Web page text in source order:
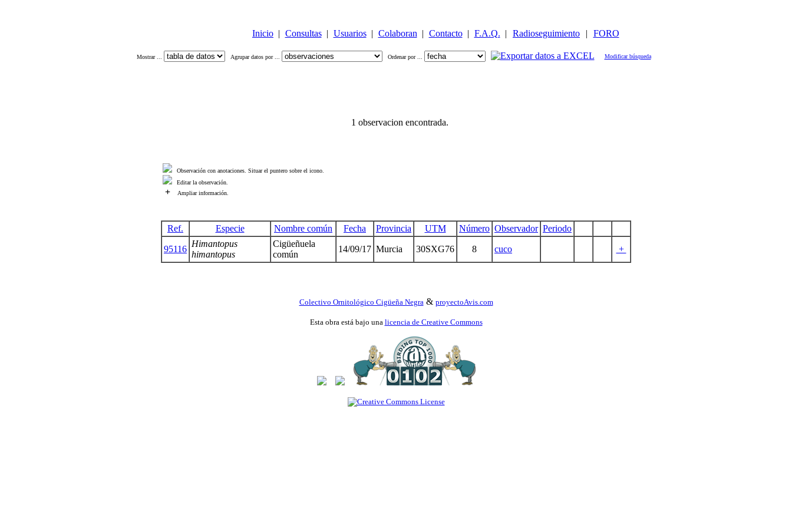
Inicio | Consultas | Usuarios | Colaboran | Contacto | F.A.Q. | Radioseguimiento | FORO
Mostrar ... Agrupar datos por ... Ordenar por ... Modificar búsqueda
1 observacion encontrada.
Observación con anotaciones. Situar el puntero sobre el icono.
Editar la observación.
+ Ampliar información.
Ref. Especie Nombre común Fecha Provincia UTM Número Observador Periodo
95116
Himantopus
himantopus
Cigüeñuela
común
14/09/17 Murcia 30SXG76 8 cuco +
Colectivo Ornitológico Cigüeña Negra & proyectoAvis.com
Esta obra está bajo una licencia de Creative Commons